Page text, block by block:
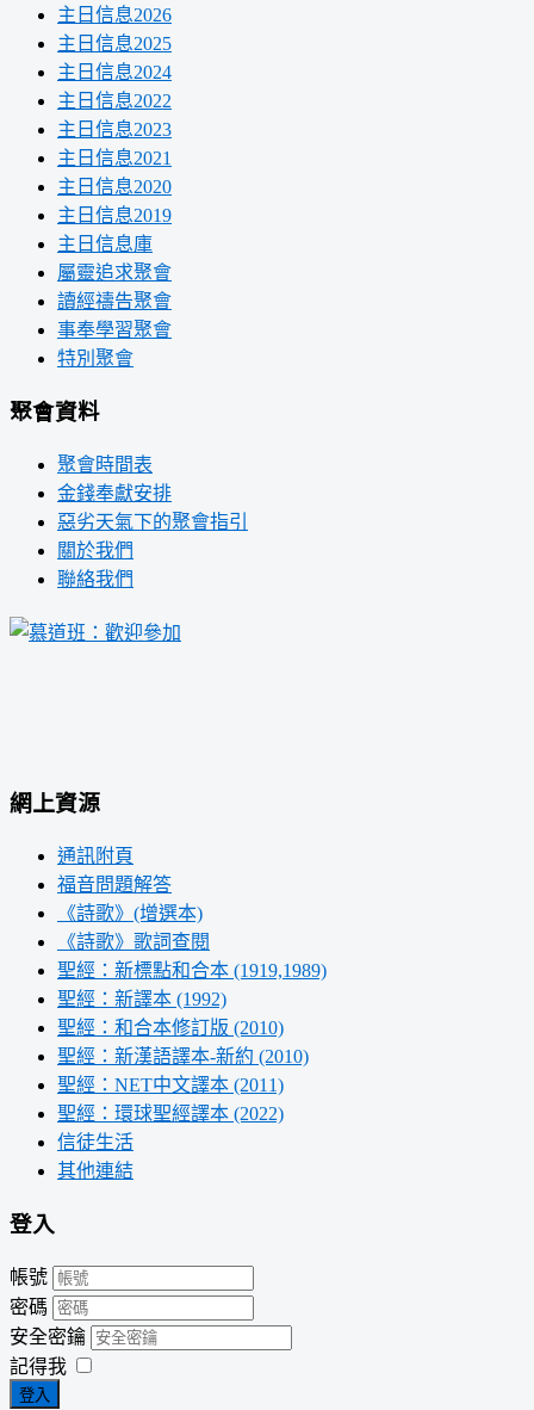
主日信息2026
主日信息2025
主日信息2024
主日信息2022
主日信息2023
主日信息2021
主日信息2020
主日信息2019
主日信息庫
屬靈追求聚會
讀經禱告聚會
事奉學習聚會
特別聚會
聚會資料
聚會時間表
金錢奉獻安排
惡劣天氣下的聚會指引
關於我們
聯絡我們
網上資源
通訊附頁
福音問題解答
《詩歌》(增選本)
《詩歌》歌詞查閱
聖經：新標點和合本 (1919,1989)
聖經：新譯本 (1992)
聖經：和合本修訂版 (2010)
聖經：新漢語譯本-新約 (2010)
聖經：NET中文譯本 (2011)
聖經：環球聖經譯本 (2022)
信徒生活
其他連結
登入
帳號
密碼
安全密鑰
記得我
登入